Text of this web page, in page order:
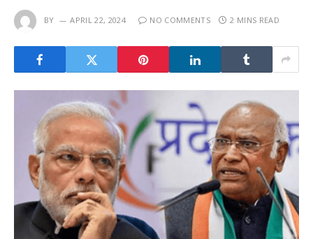
BY APRIL 22, 2024 NO COMMENTS 2 MINS READ